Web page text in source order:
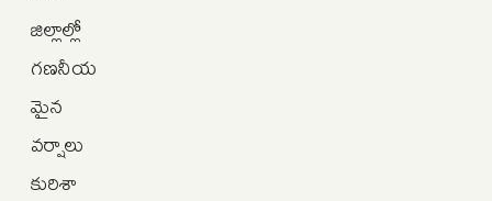
జిల్లాల్లో
గణనీయ
మైన
వర్షాలు
కురిశా